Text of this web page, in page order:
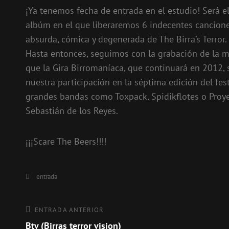
¡Ya tenemos fecha de entrada en el estudio! Será
albúm en el que liberaremos 6 indecentes
absurda, cómica y degenerada de The Birra’s Terror.
Hasta entonces, seguimos con la grabación de la
que la Gira Birromaníaca, que continuará en
nuestra participación en la séptima edición del
grandes bandas como Toxpack, Spidikflotes o
Sebastián de los Reyes.
¡¡¡Scare The Beers!!!!
Categorías
entrada
Navegación
Entrada
anterior
ENTRADA ANTERIOR
Btv (Birras terror vision)